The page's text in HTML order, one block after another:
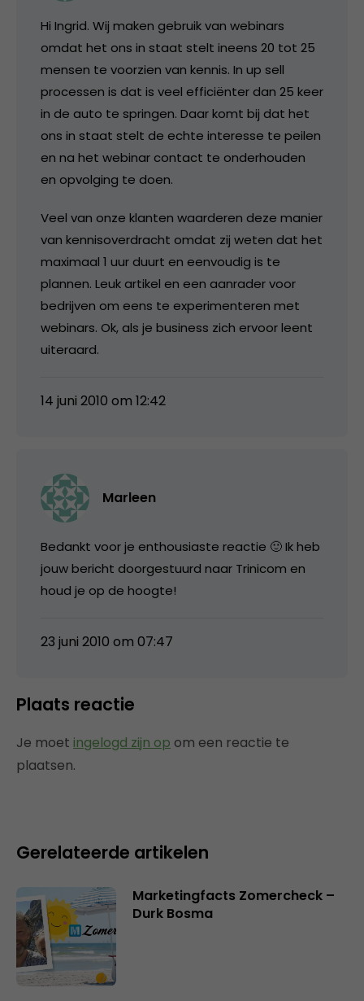
Hi Ingrid. Wij maken gebruik van webinars
omdat het ons in staat stelt ineens 20 tot 25
mensen te voorzien van kennis. In up sell
processen is dat is veel efficiënter dan 25 keer
in de auto te springen. Daar komt bij dat het
ons in staat stelt de echte interesse te peilen
en na het webinar contact te onderhouden
en opvolging te doen.
Veel van onze klanten waarderen deze manier
van kennisoverdracht omdat zij weten dat het
maximaal 1 uur duurt en eenvoudig is te
plannen. Leuk artikel en een aanrader voor
bedrijven om eens te experimenteren met
webinars. Ok, als je business zich ervoor leent
uiteraard.
14 juni 2010 om 12:42
Marleen
Bedankt voor je enthousiaste reactie 🙂 Ik heb
jouw bericht doorgestuurd naar Trinicom en
houd je op de hoogte!
23 juni 2010 om 07:47
Plaats reactie
Je moet ingelogd zijn op om een reactie te
plaatsen.
Gerelateerde artikelen
Marketingfacts Zomercheck –
Durk Bosma